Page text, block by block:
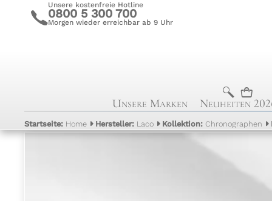
c
Unsere kostenfreie Hotline
0800 5 300 700
Morgen wieder erreichbar ab 9 Uhr
b n
Unsere Marken Neuheiten
Startseite: Home Hersteller: Laco Kollektion: Chronographen